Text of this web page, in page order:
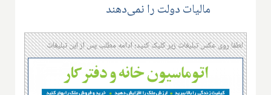
مالیات دولت را نمی‌دهند
لطفا روی عکس تبلیغات زیر کلیک کنید؛ ادامه مطلب پس از این تبلیغات